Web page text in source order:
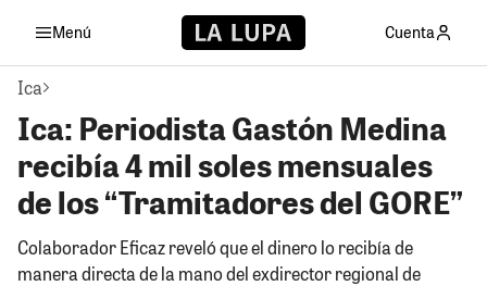
Menú Cuenta
Ica
Ica: Periodista Gastón Medina
recibía 4 mil soles mensuales
de los “Tramitadores del GORE”
Colaborador Eficaz reveló que el dinero lo recibía de
manera directa de la mano del exdirector regional de